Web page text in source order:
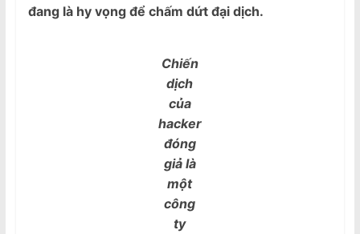
e
đang là hy vọng để chấm dứt đại dịch.
Chiến
dịch
của
hacker
đóng
giả là
một
công
ty